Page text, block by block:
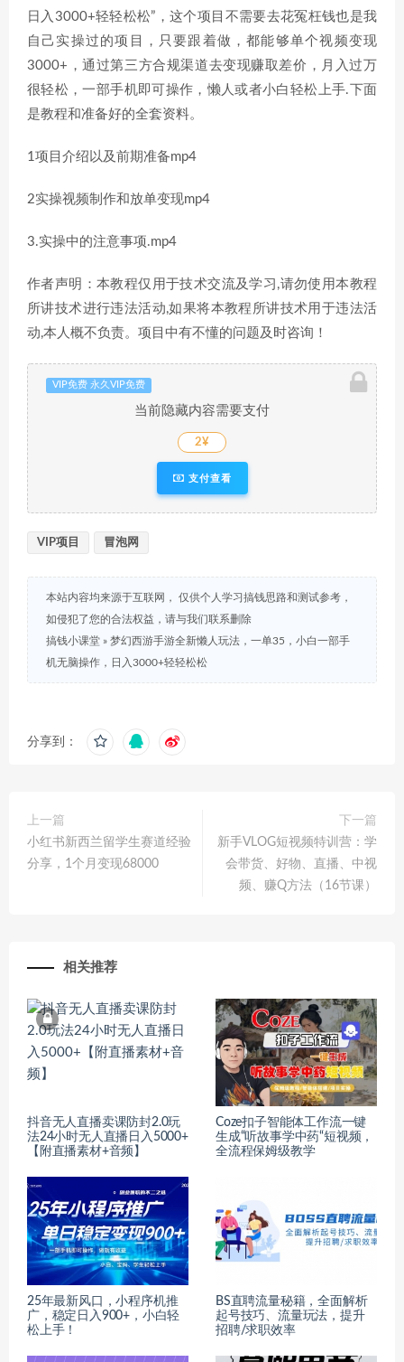
日入3000+轻轻松松”，这个项目不需要去花冤枉钱也是我
自己实操过的项目，只要跟着做，都能够单个视频变现
3000+，通过第三方合规渠道去变现赚取差价，月入过万
很轻松，一部手机即可操作，懒人或者小白轻松上手.下面
是教程和准备好的全套资料。
1项目介绍以及前期准备mp4
2实操视频制作和放单变现mp4
3.实操中的注意事项.mp4
作者声明：本教程仅用于技术交流及学习,请勿使用本教程
所讲技术进行违法活动,如果将本教程所讲技术用于违法活
动,本人概不负责。项目中有不懂的问题及时咨询！
VIP免费 永久VIP免费
当前隐藏内容需要支付
2¥
支付查看
VIP项目 冒泡网
本站内容均来源于互联网， 仅供个人学习搞钱思路和测试参考，
如侵犯了您的合法权益，请与我们联系删除
搞钱小课堂 » 梦幻西游手游全新懒人玩法，一单35，小白一部手
机无脑操作，日入3000+轻轻松松
分享到：
上一篇
小红书新西兰留学生赛道经验
分享，1个月变现68000
下一篇
新手VLOG短视频特训营：学
会带货、好物、直播、中视
频、赚Q方法（16节课）
相关推荐
抖音无人直播卖课防封2.0玩
法24小时无人直播日入5000+
【附直播素材+音频】
Coze扣子智能体工作流一键
生成“听故事学中药“短视频，
全流程保姆级教学
25年最新风口，小程序机推
广，稳定日入900+，小白轻
松上手！
BS直聘流量秘籍，全面解析
起号技巧、流量玩法，提升
招聘/求职效率